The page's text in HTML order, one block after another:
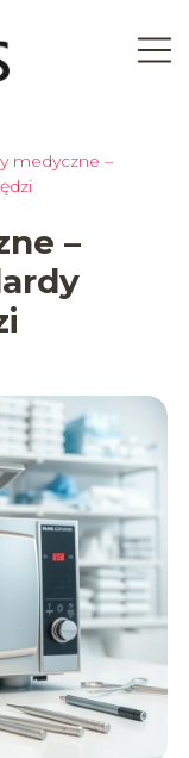
medyczne –
–